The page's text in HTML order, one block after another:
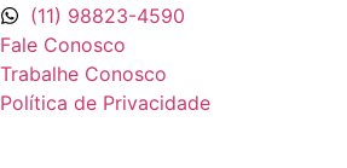
(11) 98823-4590
Fale Conosco
Trabalhe Conosco
Política de Privacidade